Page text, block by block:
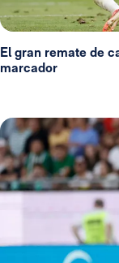
El gran remate de
marcador